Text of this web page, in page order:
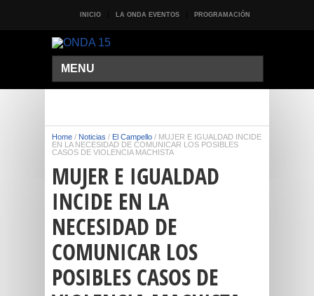
INICIO LA ONDA EVENTOS PROGRAMACIÓN
MENU
Home / Noticias / El Campello / MUJER E IGUALDAD INCIDE
EN LA NECESIDAD DE COMUNICAR LOS POSIBLES
CASOS DE VIOLENCIA MACHISTA
MUJER E IGUALDAD
INCIDE EN LA
NECESIDAD DE
COMUNICAR LOS
POSIBLES CASOS DE